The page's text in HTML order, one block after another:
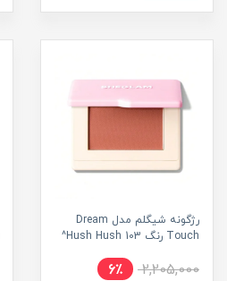
رژگونه شیگلم مدل Dream
Touch رنگ 103 Hush Hush^
2,205,000
6٪